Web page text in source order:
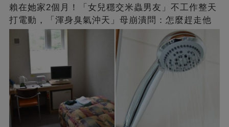
賴在她家2個月！「女兒穩交米蟲男友」不工作整天
打電動，「渾身臭氣沖天」母崩潰問：怎麼趕走他